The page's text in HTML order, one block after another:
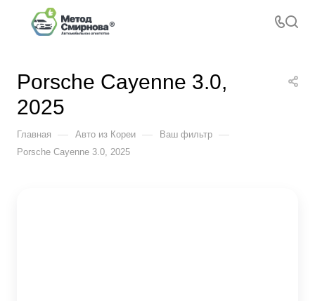
Porsche Cayenne 3.0,
2025
Главная — Авто из Кореи — Ваш фильтр —
Porsche Cayenne 3.0, 2025